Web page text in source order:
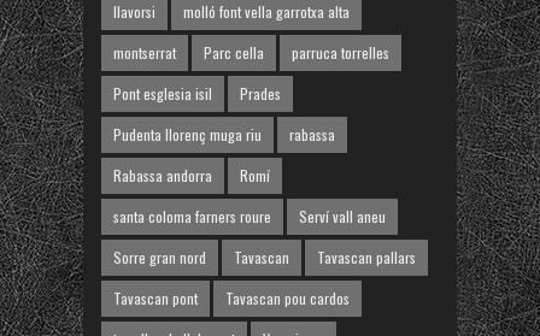
llavorsi
molló font vella garrotxa alta
montserrat
Parc cella
parruca torrelles
Pont esglesia isil
Prades
Pudenta llorenç muga riu
rabassa
Rabassa andorra
Romí
santa coloma farners roure
Serví vall aneu
Sorre gran nord
Tavascan
Tavascan pallars
Tavascan pont
Tavascan pou cardos